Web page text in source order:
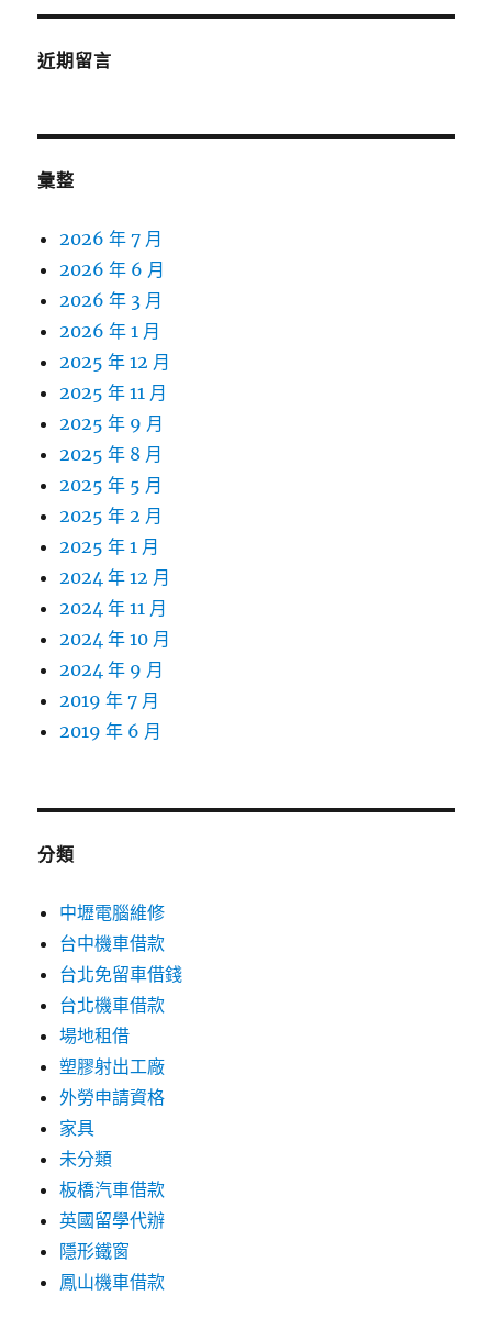
近期留言
彙整
2026 年 7 月
2026 年 6 月
2026 年 3 月
2026 年 1 月
2025 年 12 月
2025 年 11 月
2025 年 9 月
2025 年 8 月
2025 年 5 月
2025 年 2 月
2025 年 1 月
2024 年 12 月
2024 年 11 月
2024 年 10 月
2024 年 9 月
2019 年 7 月
2019 年 6 月
分類
中壢電腦維修
台中機車借款
台北免留車借錢
台北機車借款
場地租借
塑膠射出工廠
外勞申請資格
家具
未分類
板橋汽車借款
英國留學代辦
隱形鐵窗
鳳山機車借款